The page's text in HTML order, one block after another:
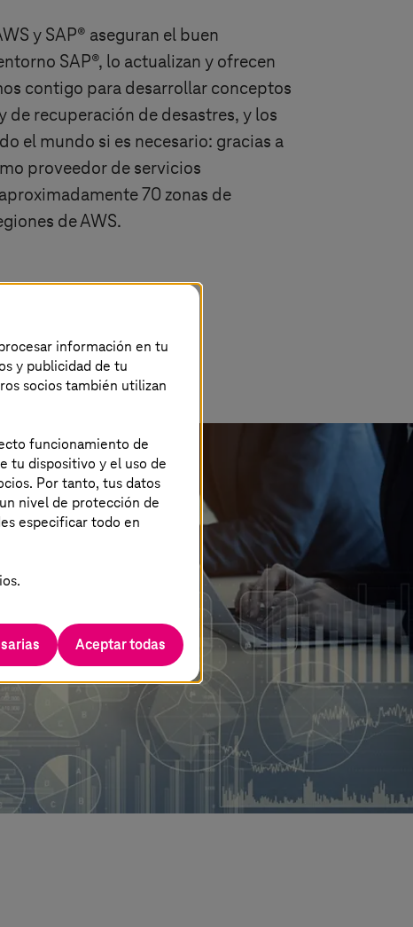
y SAP® aseguran el buen
SAP®, lo actualizan y ofrecen
contigo para desarrollar conceptos
recuperación de desastres, y los
el mundo si es necesario: gracias a
proveedor de servicios
70 zonas de
de AWS.
información en tu
y publicidad de tu
socios también utilizan
funcionamiento de
tu dispositivo y el uso de
Por tanto, tus datos
nivel de protección de
especificar todo en
Aceptar todas